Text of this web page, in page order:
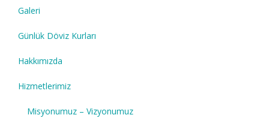
Galeri
Günlük Döviz Kurları
Hakkımızda
Hizmetlerimiz
Misyonumuz – Vizyonumuz